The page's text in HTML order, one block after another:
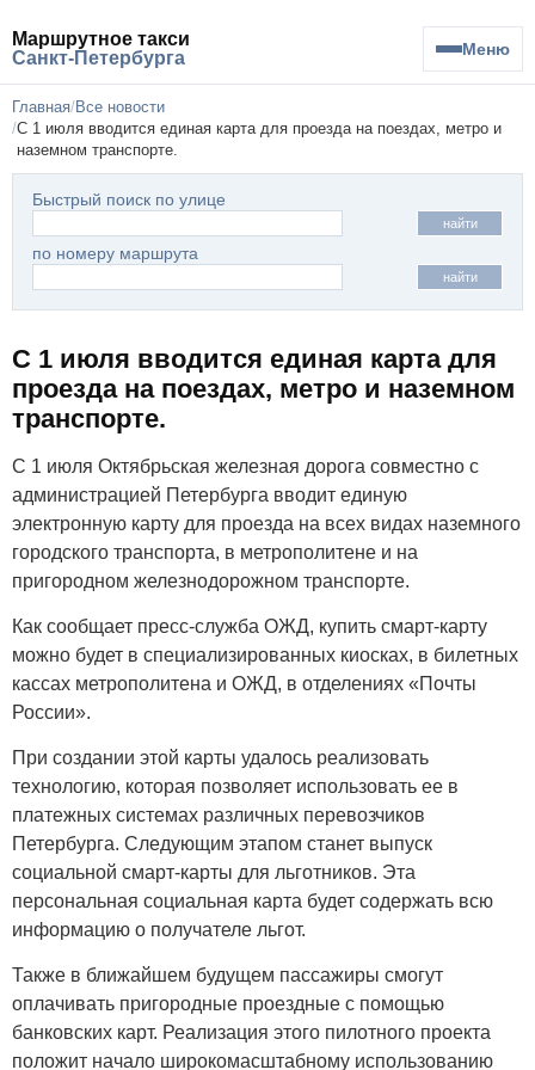
Маршрутное такси
Санкт-Петербурга
Меню
Главная Все новости
С 1 июля вводится единая карта для проезда на поездах, метро и
наземном транспорте.
Быстрый поиск по улице
найти
по номеру маршрута
найти
С 1 июля вводится единая карта для
проезда на поездах, метро и наземном
транспорте.
С 1 июля Октябрьская железная дорога совместно с
администрацией Петербурга вводит единую
электронную карту для проезда на всех видах наземного
городского транспорта, в метрополитене и на
пригородном железнодорожном транспорте.
Как сообщает пресс-служба ОЖД, купить смарт-карту
можно будет в специализированных киосках, в билетных
кассах метрополитена и ОЖД, в отделениях «Почты
России».
При создании этой карты удалось реализовать
технологию, которая позволяет использовать ее в
платежных системах различных перевозчиков
Петербурга. Следующим этапом станет выпуск
социальной смарт-карты для льготников. Эта
персональная социальная карта будет содержать всю
информацию о получателе льгот.
Также в ближайшем будущем пассажиры смогут
оплачивать пригородные проездные с помощью
банковских карт. Реализация этого пилотного проекта
положит начало широкомасштабному использованию